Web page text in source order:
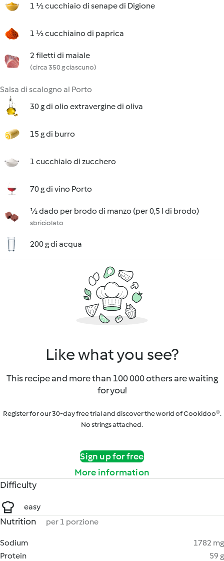
1 ½ cucchiaio di senape di Digione
1 ½ cucchiaino di paprica
2 filetti di maiale
(circa 350 g ciascuno)
Salsa di scalogno al Porto
30 g di olio extravergine di oliva
15 g di burro
1 cucchiaio di zucchero
70 g di vino Porto
½ dado per brodo di manzo (per 0,5 l di brodo)
sbriciolato
200 g di acqua
Like what you see?
This recipe and more than 100 000 others are waiting
for you!
Register for our 30-day free trial and discover the world of Cookidoo®.
No strings attached.
Sign up for free
More information
Difficulty
easy
Nutrition per 1 porzione
Sodium
1782 mg
Protein
59 g